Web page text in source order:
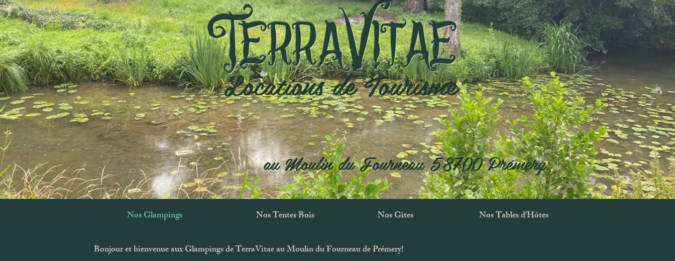
TerraVitaeé
Locations de Tourisme
au Moulin du Fourneau 58700 Prémery
Nos Glampings Nos Tentes Bois Nos Gîtes Nos Tables d'Hôtes
Bonjour et bienvenue aux Glampings de TerraVitae au Moulin du Fourneau de Prémery!